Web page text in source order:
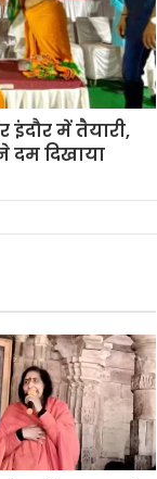
में तैयारी,
दम दिखाया